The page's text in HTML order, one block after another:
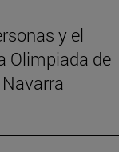
y el
Olimpiada de